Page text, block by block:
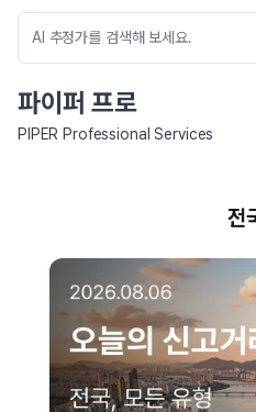
파이퍼 프로
PIPER Professional Services